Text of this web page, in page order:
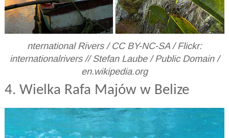
nternational Rivers / CC BY-NC-SA / Flickr:
internationalrivers // Stefan Laube / Public Domain /
en.wikipedia.org
4. Wielka Rafa Majów w Belize